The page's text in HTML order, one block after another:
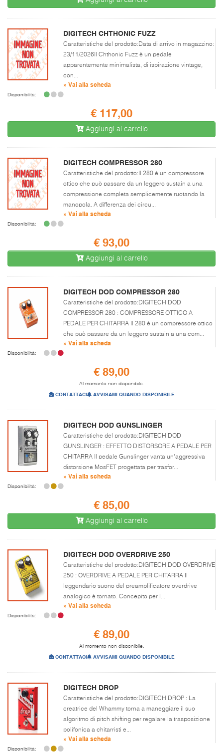
DIGITECH CHTHONIC FUZZ
Caratteristiche del prodotto:Data di arrivo in magazzino:
23/11/2026Il Chthonic Fuzz è un pedale
apparentemente minimalista, di ispirazione vintage,
con...
» Vai alla scheda
Disponibilità:
€ 117,00
Aggiungi al carrello
DIGITECH COMPRESSOR 280
Caratteristiche del prodotto:Il 280 è un compressore
ottico che può passare da un leggero sustain a una
compressione completa semplicemente ruotando la
manopola. A differenza dei circu...
» Vai alla scheda
Disponibilità:
€ 93,00
Aggiungi al carrello
DIGITECH DOD COMPRESSOR 280
Caratteristiche del prodotto:DIGITECH DOD
COMPRESSOR 280 : COMPRESSORE OTTICO A
PEDALE PER CHITARRA Il 280 è un compressore ottico
che può passare da un leggero sustain a una com...
» Vai alla scheda
Disponibilità:
€ 89,00
Al momento non disponibile.
CONTATTACI AVVISAMI QUANDO DISPONIBILE
DIGITECH DOD GUNSLINGER
Caratteristiche del prodotto:DIGITECH DOD
GUNSLINGER : EFFETTO DISTORSORE A PEDALE PER
CHITARRA Il pedale Gunslinger vanta un'aggressiva
distorsione MosFET progettata per trasfor...
» Vai alla scheda
Disponibilità:
€ 85,00
Aggiungi al carrello
DIGITECH DOD OVERDRIVE 250
Caratteristiche del prodotto:DIGITECH DOD OVERDRIVE
250 : OVERDRIVE A PEDALE PER CHITARRA Il
leggendario suono del preamplificatore overdrive
analogico è tornato. Concepito per l...
» Vai alla scheda
Disponibilità:
€ 89,00
Al momento non disponibile.
CONTATTACI AVVISAMI QUANDO DISPONIBILE
DIGITECH DROP
Caratteristiche del prodotto:DIGITECH DROP : La
creatrice del Whammy torna a maneggiare il suo
algoritmo di pitch shifting per regalare la trasposizione
polifonica a chitarristi e...
» Vai alla scheda
Disponibilità: